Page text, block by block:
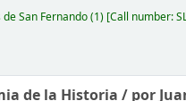
San Fernando(1) Call number:
de la Historia / por